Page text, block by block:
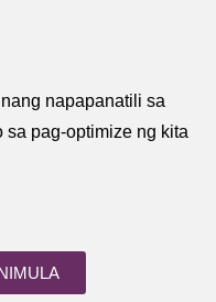
napapanatili sa
sa pag-optimize ng kita